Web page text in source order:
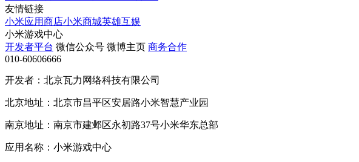
友情链接
小米应用商店小米商城英雄互娱
小米游戏中心
开发者平台 微信公众号 微博主页 商务合作
010-60606666
开发者：北京瓦力网络科技有限公司
北京地址：北京市昌平区安居路小米智慧产业园
南京地址：南京市建邺区永初路37号小米华东总部
应用名称：小米游戏中心